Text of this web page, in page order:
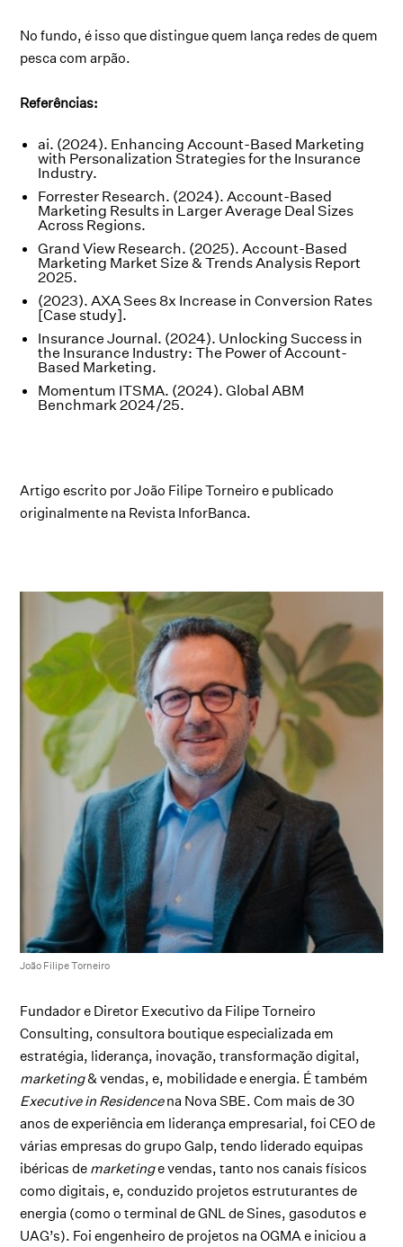
No fundo, é isso que distingue quem lança redes de quem
pesca com arpão.
Referências:
ai. (2024). Enhancing Account-Based Marketing
with Personalization Strategies for the Insurance
Industry.
Forrester Research. (2024). Account-Based
Marketing Results in Larger Average Deal Sizes
Across Regions.
Grand View Research. (2025). Account-Based
Marketing Market Size & Trends Analysis Report
2025.
(2023). AXA Sees 8x Increase in Conversion Rates
[Case study].
Insurance Journal. (2024). Unlocking Success in
the Insurance Industry: The Power of Account-
Based Marketing.
Momentum ITSMA. (2024). Global ABM
Benchmark 2024/25.
Artigo escrito por João Filipe Torneiro e publicado
originalmente na Revista InforBanca.
João Filipe Torneiro
Fundador e Diretor Executivo da Filipe Torneiro
Consulting, consultora boutique especializada em
estratégia, liderança, inovação, transformação digital,
marketing& vendas, e, mobilidade e energia. É também
Executive in Residencena Nova SBE. Com mais de 30
anos de experiência em liderança empresarial, foi CEO de
várias empresas do grupo Galp, tendo liderado equipas
ibéricas de marketinge vendas, tanto nos canais físicos
como digitais, e, conduzido projetos estruturantes de
energia (como o terminal de GNL de Sines, gasodutos e
UAG’s). Foi engenheiro de projetos na OGMA e iniciou a